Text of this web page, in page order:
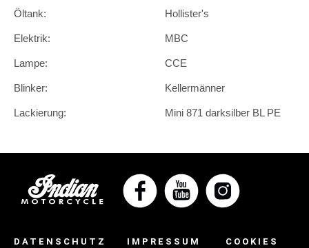
Öltank: Hollister's
Elektrik: MBC
Lampe: CCE
Blinker: Kellermänner
Lackierung: Mini 871 darksilber BL PE
DATENSCHUTZ IMPRESSUM COOKIES